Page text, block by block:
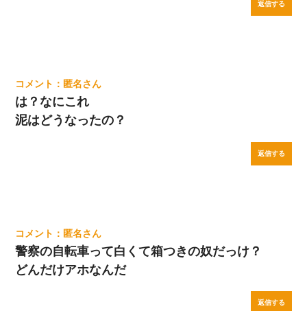
返信する
匿名
は？なにこれ
泥はどうなったの？
返信する
匿名
警察の自転車って白くて箱つきの奴だっけ？
どんだけアホなんだ
返信する